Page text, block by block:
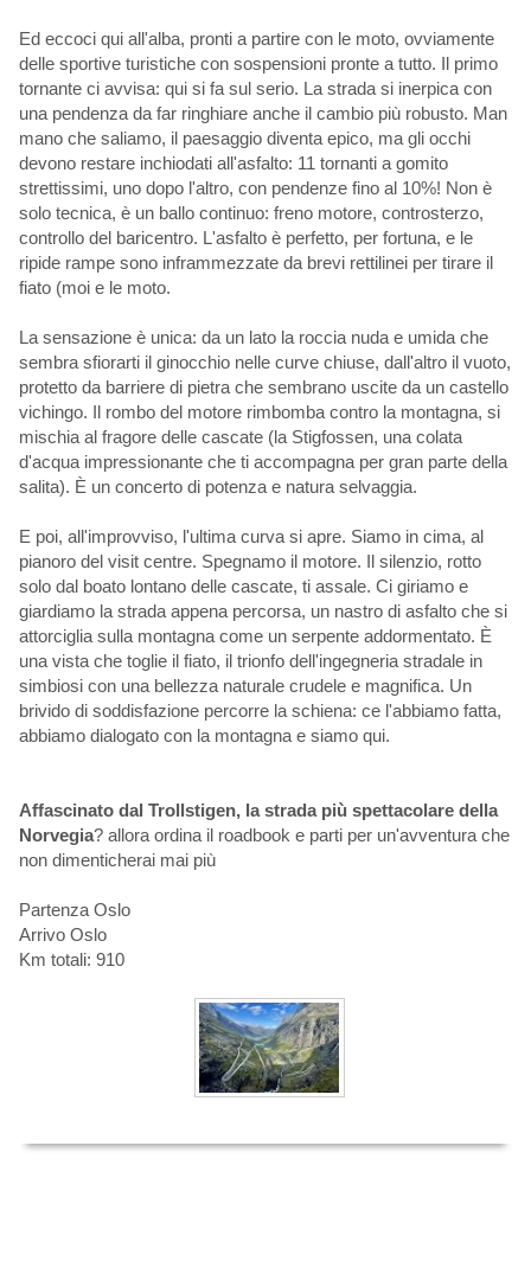
Ed eccoci qui all'alba, pronti a partire con le moto, ovviamente
delle sportive turistiche con sospensioni pronte a tutto. Il primo
tornante ci avvisa: qui si fa sul serio. La strada si inerpica con
una pendenza da far ringhiare anche il cambio più robusto. Man
mano che saliamo, il paesaggio diventa epico, ma gli occhi
devono restare inchiodati all'asfalto: 11 tornanti a gomito
strettissimi, uno dopo l'altro, con pendenze fino al 10%! Non è
solo tecnica, è un ballo continuo: freno motore, controsterzo,
controllo del baricentro. L'asfalto è perfetto, per fortuna, e le
ripide rampe sono inframmezzate da brevi rettilinei per tirare il
fiato (moi e le moto.
La sensazione è unica: da un lato la roccia nuda e umida che
sembra sfiorarti il ginocchio nelle curve chiuse, dall'altro il vuoto,
protetto da barriere di pietra che sembrano uscite da un castello
vichingo. Il rombo del motore rimbomba contro la montagna, si
mischia al fragore delle cascate (la Stigfossen, una colata
d'acqua impressionante che ti accompagna per gran parte della
salita). È un concerto di potenza e natura selvaggia.
E poi, all'improvviso, l'ultima curva si apre. Siamo in cima, al
pianoro del visit centre. Spegnamo il motore. Il silenzio, rotto
solo dal boato lontano delle cascate, ti assale. Ci giriamo e
giardiamo la strada appena percorsa, un nastro di asfalto che si
attorciglia sulla montagna come un serpente addormentato. È
una vista che toglie il fiato, il trionfo dell'ingegneria stradale in
simbiosi con una bellezza naturale crudele e magnifica. Un
brivido di soddisfazione percorre la schiena: ce l'abbiamo fatta,
abbiamo dialogato con la montagna e siamo qui.
Affascinato dal Trollstigen, la strada più spettacolare della
Norvegia? allora ordina il roadbook e parti per un'avventura che
non dimenticherai mai più
Partenza Oslo
Arrivo Oslo
Km totali: 910